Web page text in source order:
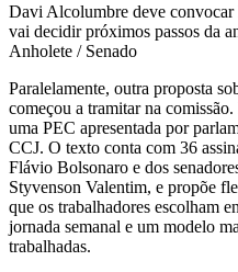
Davi Alcolumbre deve convocar
vai decidir próximos passos da
Anholete / Senado
Paralelamente, outra proposta
começou a tramitar na
uma PEC apresentada por
CCJ. O texto conta com 36
Flávio Bolsonaro e dos
Styvenson Valentim, e propõe
que os trabalhadores escolham
jornada semanal e um modelo
trabalhadas.